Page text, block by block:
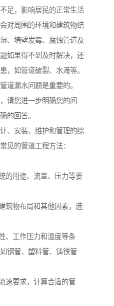
足，影响居民的正常生活
对周围的环境和建筑物结
、墙壁发霉、腐蚀管道及
如果得不到及时解决，还
，如管道破裂、水淹等。
道漏水问题是重要的。
请您进一步明确您的问
的回答。
、安装、维护和管理的综
见的管道工程方法：
的用途、流量、压力等要
筑物布局和其他因素，选
、工作压力和温度等条
钢管、塑料管、铸铁管
速要求，计算合适的管